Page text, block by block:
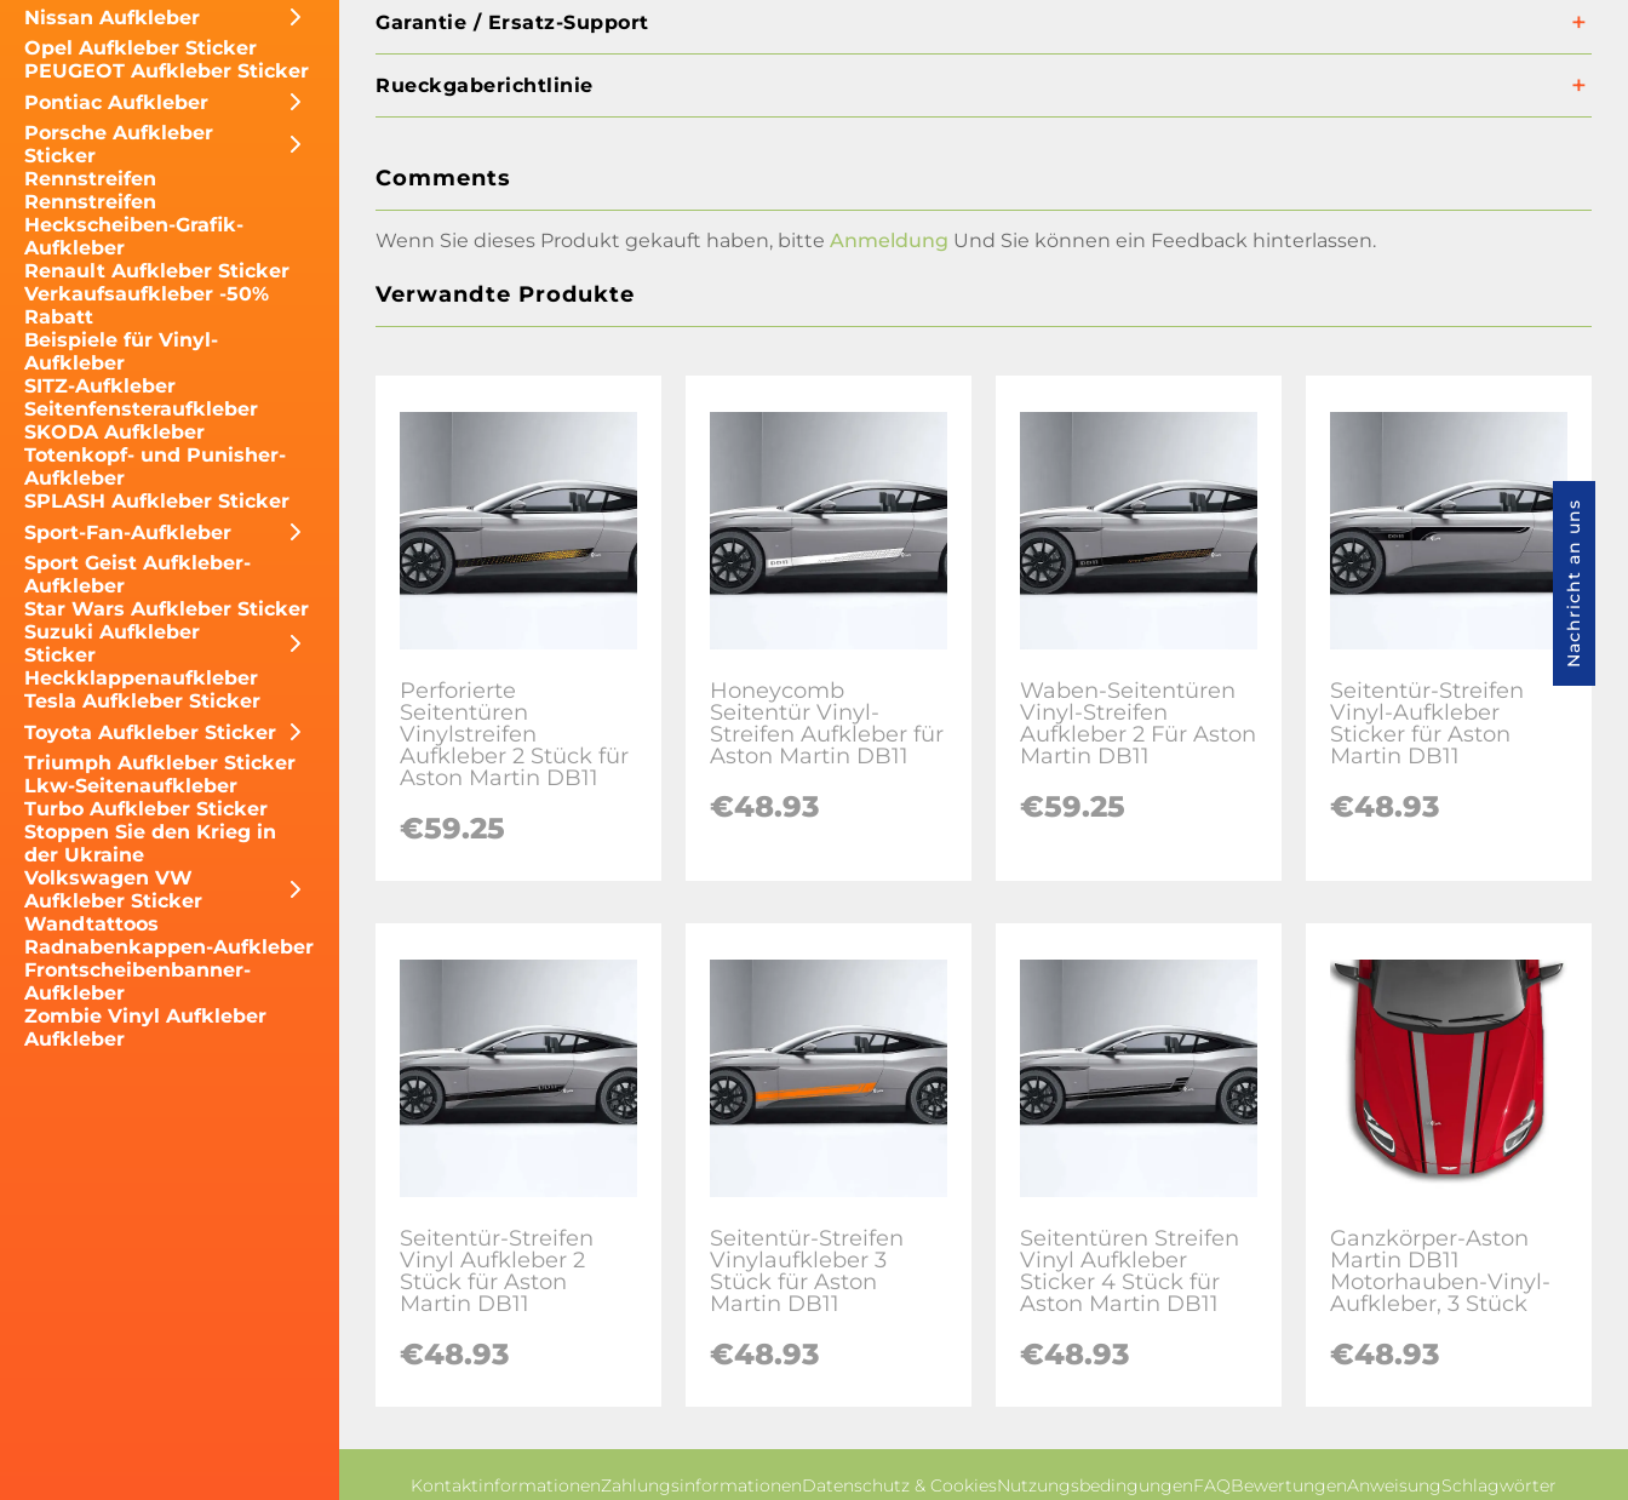
Nissan Aufkleber
Opel Aufkleber Sticker
PEUGEOT Aufkleber Sticker
Pontiac Aufkleber
Porsche Aufkleber
Sticker
Rennstreifen
Rennstreifen
Heckscheiben-Grafik-
Aufkleber
Renault Aufkleber Sticker
Verkaufsaufkleber -50%
Rabatt
Beispiele für Vinyl-
Aufkleber
SITZ-Aufkleber
Seitenfensteraufkleber
SKODA Aufkleber
Totenkopf- und Punisher-
Aufkleber
SPLASH Aufkleber Sticker
Sport-Fan-Aufkleber
Sport Geist Aufkleber-
Aufkleber
Star Wars Aufkleber Sticker
Suzuki Aufkleber
Sticker
Heckklappenaufkleber
Tesla Aufkleber Sticker
Toyota Aufkleber Sticker
Triumph Aufkleber Sticker
Lkw-Seitenaufkleber
Turbo Aufkleber Sticker
Stoppen Sie den Krieg in
der Ukraine
Volkswagen VW
Aufkleber Sticker
Wandtattoos
Radnabenkappen-Aufkleber
Frontscheibenbanner-
Aufkleber
Zombie Vinyl Aufkleber
Aufkleber
Garantie / Ersatz-Support
Rueckgaberichtlinie
Comments
Wenn Sie dieses Produkt gekauft haben, bitte Anmeldung Und Sie können ein Feedback hinterlassen.
Verwandte Produkte
Perforierte
Seitentüren
Vinylstreifen
Aufkleber 2 Stück für
Aston Martin DB11
€59.25
Honeycomb
Seitentür Vinyl-
Streifen Aufkleber für
Aston Martin DB11
€48.93
Waben-Seitentüren
Vinyl-Streifen
Aufkleber 2 Für Aston
Martin DB11
€59.25
Seitentür-Streifen
Vinyl-Aufkleber
Sticker für Aston
Martin DB11
€48.93
Seitentür-Streifen
Vinyl Aufkleber 2
Stück für Aston
Martin DB11
€48.93
Seitentür-Streifen
Vinylaufkleber 3
Stück für Aston
Martin DB11
€48.93
Seitentüren Streifen
Vinyl Aufkleber
Sticker 4 Stück für
Aston Martin DB11
€48.93
Ganzkörper-Aston
Martin DB11
Motorhauben-Vinyl-
Aufkleber, 3 Stück
€48.93
KontaktinformationenZahlungsinformationenDatenschutz & CookiesNutzungsbedingungenFAQBewertungenAnweisungSchlagwörter
Nachricht an uns